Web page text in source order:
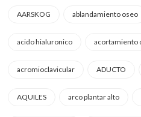
AARSKOG ablandamiento oseo
acido hialuronico acortamiento
acromioclavicular ADUCTO
AQUILES arco plantar alto